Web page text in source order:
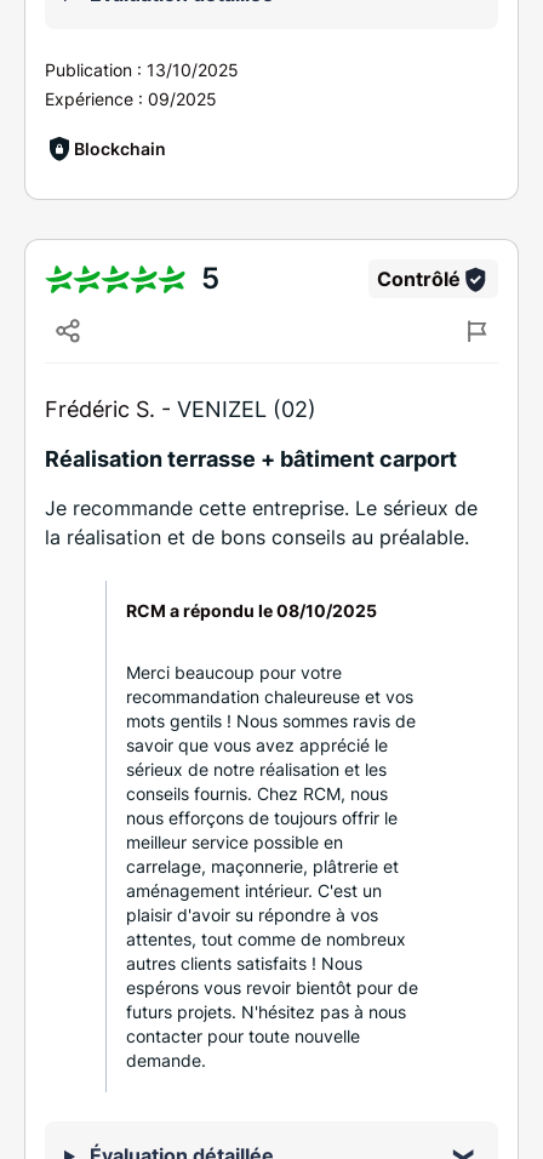
Publication : 13/10/2025
Expérience : 09/2025
Blockchain
5 Contrôlé
Frédéric S. - VENIZEL (02)
Réalisation terrasse + bâtiment carport
Je recommande cette entreprise. Le sérieux de
la réalisation et de bons conseils au préalable.
RCM a répondu le08/10/2025
Merci beaucoup pour votre
recommandation chaleureuse et vos
mots gentils ! Nous sommes ravis de
savoir que vous avez apprécié le
sérieux de notre réalisation et les
conseils fournis. Chez RCM, nous
nous efforçons de toujours offrir le
meilleur service possible en
carrelage, maçonnerie, plâtrerie et
aménagement intérieur. C'est un
plaisir d'avoir su répondre à vos
attentes, tout comme de nombreux
autres clients satisfaits ! Nous
espérons vous revoir bientôt pour de
futurs projets. N'hésitez pas à nous
contacter pour toute nouvelle
demande.